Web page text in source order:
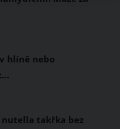
hlíně nebo
nutella takřka bez